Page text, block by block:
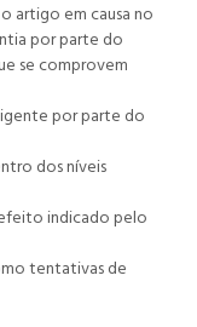
artigo em causa no
por parte do
se comprovem
por parte do
dos níveis
indicado pelo
tentativas de